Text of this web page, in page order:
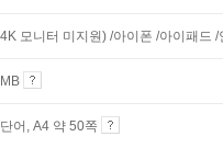
모니터 미지원) /아이폰 /아이패
어, A4 약 50쪽